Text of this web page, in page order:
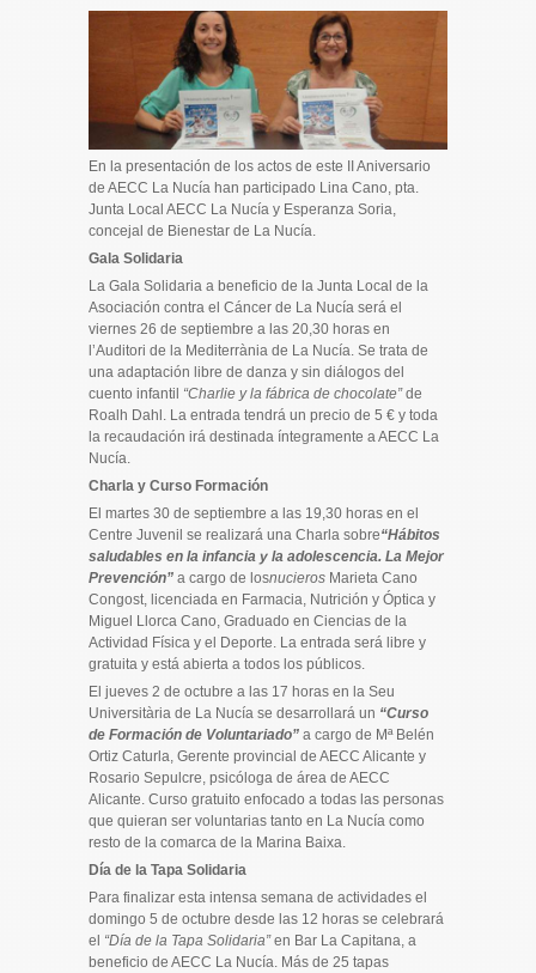
En la presentación de los actos de este II Aniversario
de AECC La Nucía han participado Lina Cano, pta.
Junta Local AECC La Nucía y Esperanza Soria,
concejal de Bienestar de La Nucía.
Gala Solidaria
La Gala Solidaria a beneficio de la Junta Local de la
Asociación contra el Cáncer de La Nucía será el
viernes 26 de septiembre a las 20,30 horas en
l’Auditori de la Mediterrània de La Nucía. Se trata de
una adaptación libre de danza y sin diálogos del
cuento infantil “Charlie y la fábrica de chocolate”de
Roalh Dahl. La entrada tendrá un precio de 5 € y toda
la recaudación irá destinada íntegramente a AECC La
Nucía.
Charla y Curso Formación
El martes 30 de septiembre a las 19,30 horas en el
Centre Juvenil se realizará una Charla sobre“Hábitos
saludables en la infancia y la adolescencia. La Mejor
Prevención” a cargo de losnucieros Marieta Cano
Congost, licenciada en Farmacia, Nutrición y Óptica y
Miguel Llorca Cano, Graduado en Ciencias de la
Actividad Física y el Deporte. La entrada será libre y
gratuita y está abierta a todos los públicos.
El jueves 2 de octubre a las 17 horas en la Seu
Universitària de La Nucía se desarrollará un “Curso
de Formación de Voluntariado” a cargo de Mª Belén
Ortiz Caturla, Gerente provincial de AECC Alicante y
Rosario Sepulcre, psicóloga de área de AECC
Alicante. Curso gratuito enfocado a todas las personas
que quieran ser voluntarias tanto en La Nucía como
resto de la comarca de la Marina Baixa.
Día de la Tapa Solidaria
Para finalizar esta intensa semana de actividades el
domingo 5 de octubre desde las 12 horas se celebrará
el “Día de la Tapa Solidaria”en Bar La Capitana, a
beneficio de AECC La Nucía. Más de 25 tapas